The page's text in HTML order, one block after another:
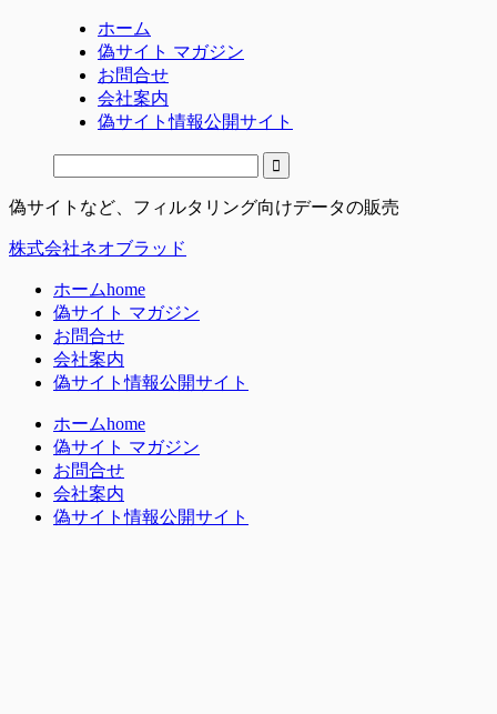
ホーム
偽サイト マガジン
お問合せ
会社案内
偽サイト情報公開サイト
偽サイトなど、フィルタリング向けデータの販売
株式会社ネオブラッド
ホームhome
偽サイト マガジン
お問合せ
会社案内
偽サイト情報公開サイト
ホームhome
偽サイト マガジン
お問合せ
会社案内
偽サイト情報公開サイト